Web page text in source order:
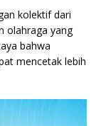
kolektif dari
olahraga yang
bahwa
mencetak lebih